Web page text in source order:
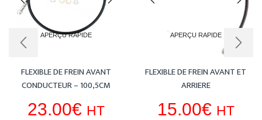
APERÇU RAPIDE
FLEXIBLE DE FREIN AVANT
CONDUCTEUR – 100,5CM
23.00€ HT
APERÇU RAPIDE
FLEXIBLE DE FREIN AVANT ET
ARRIERE
15.00€ HT